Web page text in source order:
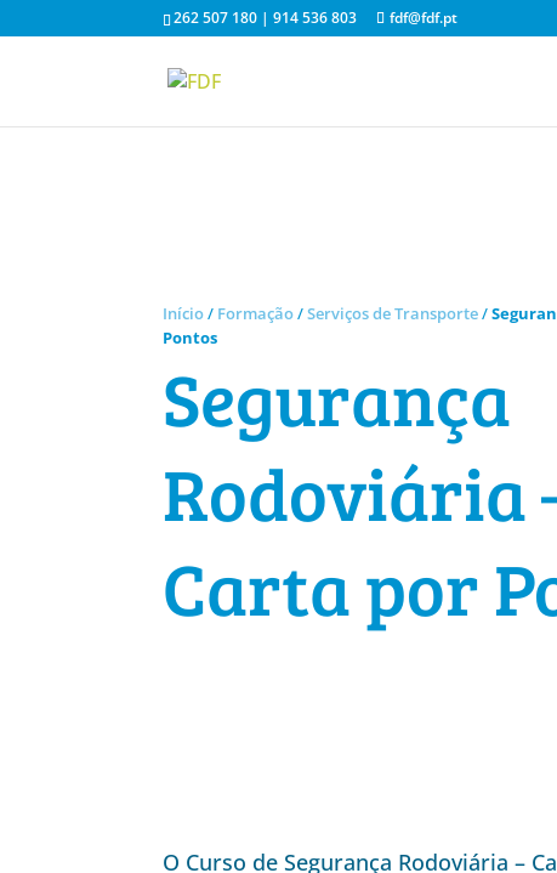
262 507 180 | 914 536 803 fdf@fdf.pt
Início/ Formação/Serviços de Transporte/
Pontos
Segurança
Rodoviária
Carta por
O Curso de Segurança Rodoviária –